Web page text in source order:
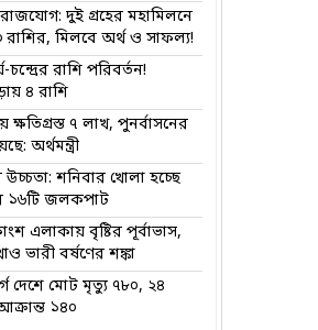
দুই গ্রহের মহামিলনে
রাশির, মিলবে অর্থ ও সাফল্য!
রাশি পরিবর্তন!
৪ রাশি
ক্ষতিগ্রস্ত ৭ লাখ, পুনর্বাসনের
অর্থমন্ত্রী
উচ্চতা: শনিবার খোলা হচ্ছে
১৬টি জলকপাট
এলাকায় বৃষ্টির পূর্বাভাস,
ভারী বর্ষণের শঙ্কা
দেশে মোট মৃত্যু ৭৮০, ২৪
১৪০